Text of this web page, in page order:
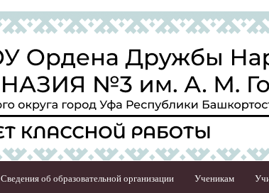
Сведения об образовательной организации Ученикам